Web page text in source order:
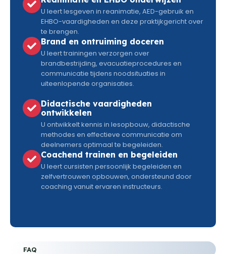
U leert lesgeven in reanimatie, AED-gebruik en
EHBO-vaardigheden en deze praktijkgericht over
te brengen.
Brand en ontruiming doceren
U leert trainingen verzorgen over
brandbestrijding, evacuatieprocedures en
communicatie tijdens noodsituaties in
uiteenlopende organisaties.
Didactische vaardigheden
ontwikkelen
U ontwikkelt kennis in lesopbouw, didactische
methodes en effectieve communicatie om
deelnemers optimaal te begeleiden.
Coachend trainen en begeleiden
U leert cursisten persoonlijk begeleiden en
zelfvertrouwen opbouwen, ondersteund door
coaching vanuit ervaren instructeurs.
FAQ